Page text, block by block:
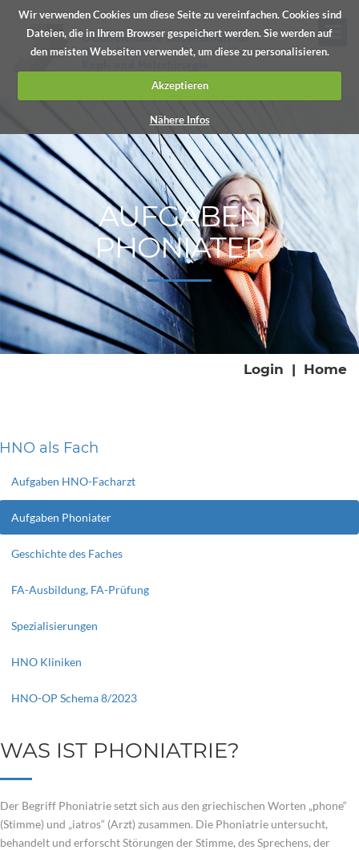
Wir verwenden Cookies um diese Seite zu vereinfachen. Cookies sind
Dateien, die in Ihrem Browser gespeichert werden. Sie werden auf
den meisten Webseiten verwendet, um diese zu personalisieren.
Akzeptieren
Nähere Infos
AUFGABEN
PHONIATER
Login | Home
HNO als Fach
Aufgaben HNO-Facharzt
Aufgaben Phoniater
Geschichte des Faches
FA-Ausbildung, FA-Prüfung
Spezialisierungen
HNO Kliniken
HNO-OP Schema 8/2023
WAS IST PHONIATRIE?
Der Begriff Phoniatrie setzt sich aus den griechischen Worten „phone“
(Stimme) und „iatros“ (Arzt) zusammen. Die Phoniatrie untersucht,
behandelt und erforscht Störungen der Stimme, des Sprechens, der